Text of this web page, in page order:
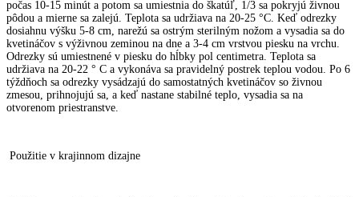
počas 10-15 minút a potom sa umiestnia do škatúľ, 1/3 sa pokryjú živnou
pôdou a mierne sa zalejú. Teplota sa udržiava na 20-25 °C. Keď odrezky
dosiahnu výšku 5-8 cm, narežú sa ostrým sterilným nožom a vysadia sa do
kvetináčov s výživnou zeminou na dne a 3-4 cm vrstvou piesku na vrchu.
Odrezky sú umiestnené v piesku do hĺbky pol centimetra. Teplota sa
udržiava na 20-22 ° C a vykonáva sa pravidelný postrek teplou vodou. Po 6
týždňoch sa odrezky vysádzajú do samostatných kvetináčov so živnou
zmesou, prihnojujú sa, a keď nastane stabilné teplo, vysadia sa na
otvorenom priestranstve.
Použitie v krajinnom dizajne